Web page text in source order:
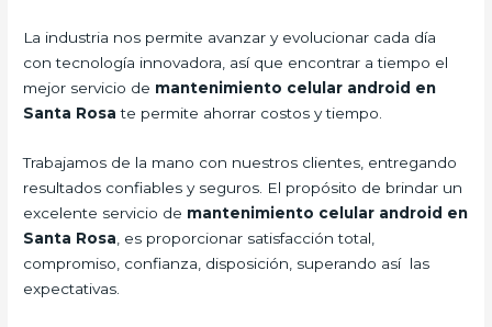
La industria nos permite avanzar y evolucionar cada día
con tecnología innovadora, así que encontrar a tiempo el
mejor servicio de mantenimiento celular android en
Santa Rosa te permite ahorrar costos y tiempo.
Trabajamos de la mano con nuestros clientes, entregando
resultados confiables y seguros. El propósito de brindar un
excelente servicio de mantenimiento celular android en
Santa Rosa , es proporcionar satisfacción total,
compromiso, confianza, disposición, superando así las
expectativas.